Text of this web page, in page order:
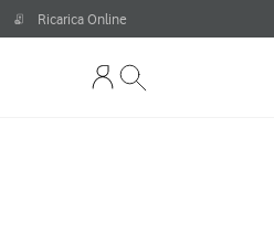
Ricarica Online